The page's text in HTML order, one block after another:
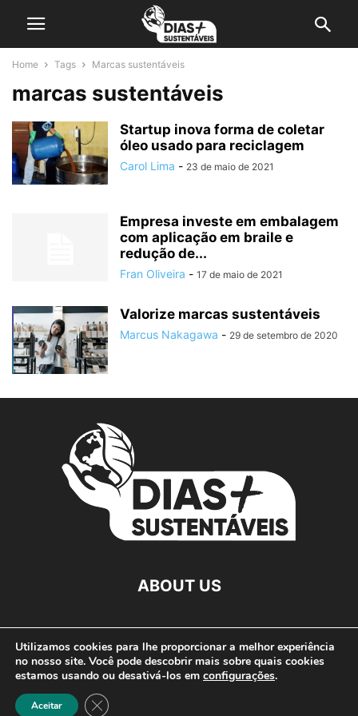
Home Tags Marcas sustentáveis
marcas sustentáveis
Startup inova forma de coletar
óleo usado para reciclagem
Carol Lima - 23 de maio de 2021
Empresa investe em embalagem
com aplicação em braile e
redução de...
Fran Oliveira - 17 de maio de 2021
Valorize marcas sustentáveis
Marcus Nakagawa - 29 de setembro de 2020
ABOUT US
FOLLOW US
Utilizamos cookies para lhe proporcionar a melhor experiência
no nosso site. Você pode descobrir mais sobre quais cookies
estamos usando ou desativá-los em configurações.
Aceitar Close GDPR Cookie Banner